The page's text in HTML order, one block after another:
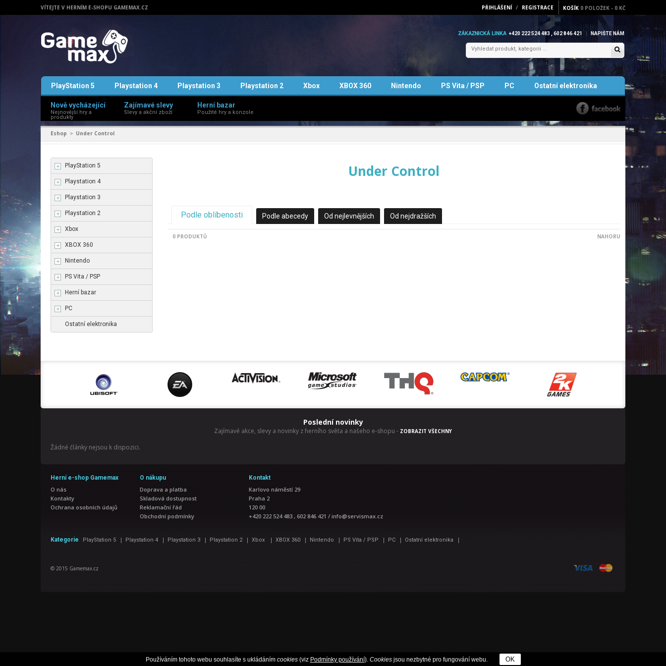
VÍTEJTE V HERNÍM E-SHOPU GAMEMAX.CZ PŘIHLÁŠENÍ / REGISTRACE KOŠÍK 0 POLOŽEK - 0 KČ
ZÁKAZNICKÁ LINKA +420 222 524 483 , 602 846 421 NAPIŠTE NÁM
PlayStation 5 Playstation 4 Playstation 3 Playstation 2 Xbox XBOX 360 Nintendo PS Vita / PSP PC Ostatní elektronika
Nově vycházející
Nejnovější hry a
produkty
Zajímavé slevy
Slevy a akční zboží
Herní bazar
Použité hry a konzole
Eshop > Under Control
PlayStation 5
Playstation 4
Playstation 3
Playstation 2
Xbox
XBOX 360
Nintendo
PS Vita / PSP
Herní bazar
PC
Ostatní elektronika
Under Control
Podle oblíbenosti Podle abecedy Od nejlevnějších Od nejdražších
0 PRODUKTŮ NAHORU
Poslední novinky
Zajímavé akce, slevy a novinky z herního světa a našeho e-shopu - ZOBRAZIT VŠECHNY
Žádné články nejsou k dispozici.
Herní e-shop Gamemax
O nás
Kontakty
Ochrana osobních údajů
O nákupu
Doprava a platba
Skladová dostupnost
Reklamační řád
Obchodní podmínky
Kontakt
Karlovo náměstí 29
Praha 2
120 00
+420 222 524 483 , 602 846 421 / info@servismax.cz
Kategorie PlayStation 5 | Playstation 4 | Playstation 3 | Playstation 2 | Xbox | XBOX 360 | Nintendo | PS Vita / PSP | PC | Ostatní elektronika |
© 2015 Gamemax.cz
Používáním tohoto webu souhlasíte s ukládáním cookies(viz Podmínky používání). Cookiesjsou nezbytné pro fungování webu. OK